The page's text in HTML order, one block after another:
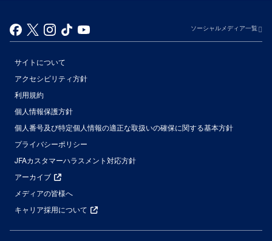
ソーシャルメディア一覧
サイトについて
アクセシビリティ方針
利用規約
個人情報保護方針
個人番号及び特定個人情報の適正な取扱いの確保に関する基本方針
プライバシーポリシー
JFAカスタマーハラスメント対応方針
アーカイブ
メディアの皆様へ
キャリア採用について